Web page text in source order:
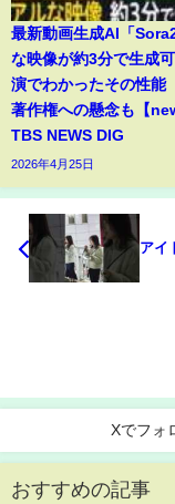
最新動画生成AI「
な映像が約3分で生成
演でわかったその性
著作権への懸念も【
TBS NEWS DIG
2026年4月25日
アイ
Xでフォ
おすすめの記事